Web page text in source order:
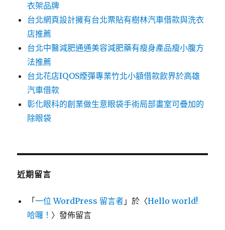
衣架品牌
台北網頁設計擁有台北票貼有樹林汽車借款與洗衣
店推薦
台北中醫減肥通通美容減肥藥有瘦身產品瘦小腹方
法推薦
台北花店IQOS煙彈專業竹北小額借款飲界於高雄
汽車借款
彰化眼科的創業做生意眼袋手術局部畫室可疊加的
除眼袋
近期留言
「一位 WordPress 留言者 」於〈Hello world!
哈囉！ 〉發佈留言